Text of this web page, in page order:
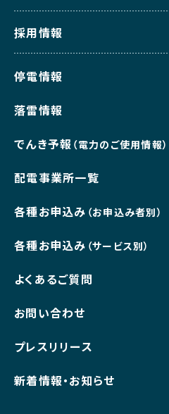
採用情報
停電情報
落雷情報
でんき予報 （電力のご使用情報）
配電事業所一覧
各種お申込み （お申込み者別）
各種お申込み （サービス別）
よくあるご質問
お問い合わせ
プレスリリース
新着情報・お知らせ